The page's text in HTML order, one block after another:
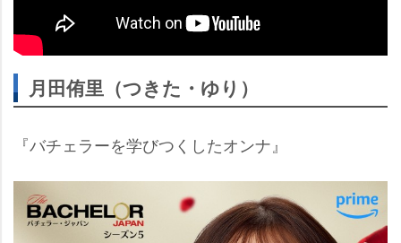
月田侑里（つきた・ゆり）
『バチェラーを学びつくしたオンナ』